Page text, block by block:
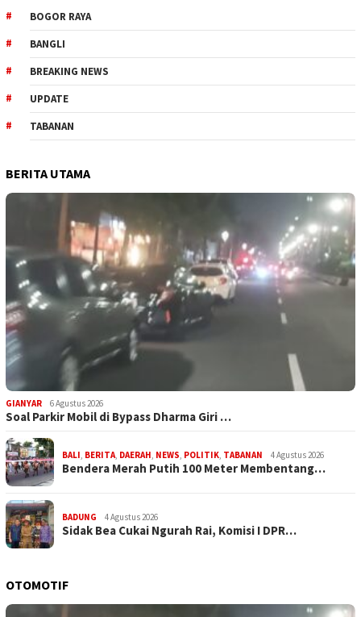
BOGOR RAYA
BANGLI
BREAKING NEWS
UPDATE
TABANAN
BERITA UTAMA
GIANYAR 6 Agustus 2026
Soal Parkir Mobil di Bypass Dharma Giri …
BALI, BERITA, DAERAH, NEWS, POLITIK, TABANAN 4 Agustus 2026
Bendera Merah Putih 100 Meter Membentang…
BADUNG 4 Agustus 2026
Sidak Bea Cukai Ngurah Rai, Komisi I DPR…
OTOMOTIF